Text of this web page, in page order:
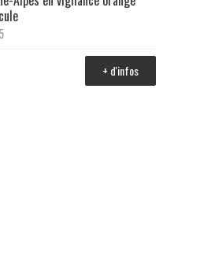
+ d'infos